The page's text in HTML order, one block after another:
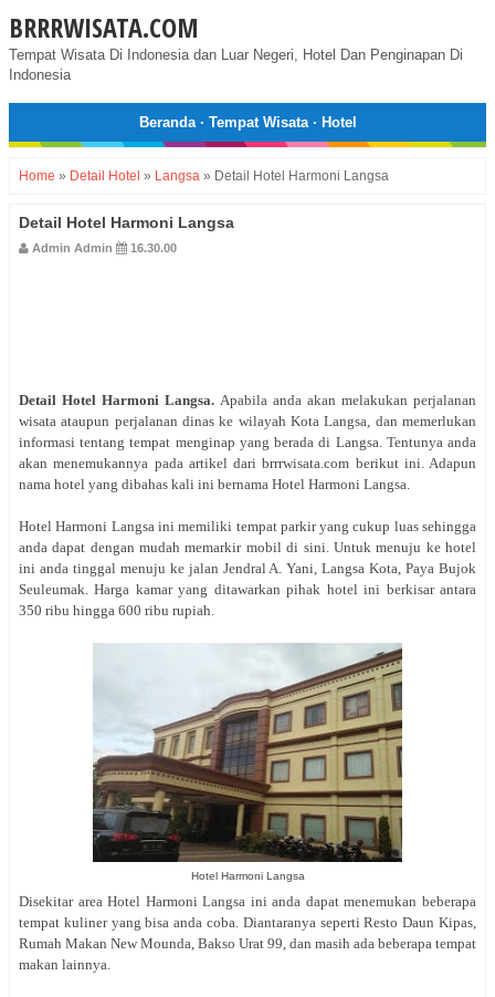
BRRRWISATA.COM
Tempat Wisata Di Indonesia dan Luar Negeri, Hotel Dan Penginapan Di
Indonesia
Beranda· Tempat Wisata· Hotel
Home » Detail Hotel » Langsa » Detail Hotel Harmoni Langsa
Detail Hotel Harmoni Langsa
Admin Admin 16.30.00
Detail Hotel Harmoni Langsa. Apabila anda akan melakukan perjalanan
wisata ataupun perjalanan dinas ke wilayah Kota Langsa, dan memerlukan
informasi tentang tempat menginap yang berada di Langsa. Tentunya anda
akan menemukannya pada artikel dari brrrwisata.com berikut ini. Adapun
nama hotel yang dibahas kali ini bernama Hotel Harmoni Langsa.
Hotel Harmoni Langsa ini memiliki tempat parkir yang cukup luas sehingga
anda dapat dengan mudah memarkir mobil di sini. Untuk menuju ke hotel
ini anda tinggal menuju ke jalan Jendral A. Yani, Langsa Kota, Paya Bujok
Seuleumak. Harga kamar yang ditawarkan pihak hotel ini berkisar antara
350 ribu hingga 600 ribu rupiah.
Hotel Harmoni Langsa
Disekitar area Hotel Harmoni Langsa ini anda dapat menemukan beberapa
tempat kuliner yang bisa anda coba. Diantaranya seperti Resto Daun Kipas,
Rumah Makan New Mounda, Bakso Urat 99, dan masih ada beberapa tempat
makan lainnya.